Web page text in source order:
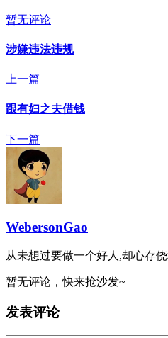
暂无评论
涉嫌违法违规
上一篇
跟有妇之夫借钱
下一篇
WebersonGao
从未想过要做一个好人,却心存
暂无评论，快来抢沙发~
发表评论